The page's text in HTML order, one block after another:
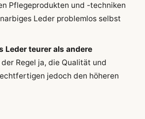
Pflegeprodukten und -techniken
Leder problemlos selbst
Leder teurer als andere
der Regel ja, die Qualität und
jedoch den höheren